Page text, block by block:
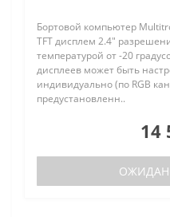
Бортовой компьютер
TFT дисплем 2.4"
температурой от -20
дисплеев может быть
индивидуально (по RGB
предустановленн..
14